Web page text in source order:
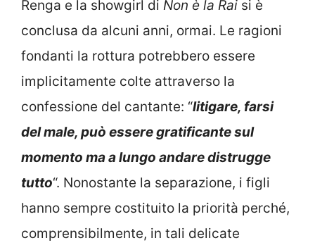
Renga e la showgirl di Non è la Rai si è
conclusa da alcuni anni, ormai. Le ragioni
fondanti la rottura potrebbero essere
implicitamente colte attraverso la
confessione del cantante: “litigare, farsi
del male, può essere gratificante sul
momento ma a lungo andare distrugge
tutto“. Nonostante la separazione, i figli
hanno sempre costituito la priorità perché,
comprensibilmente, in tali delicate